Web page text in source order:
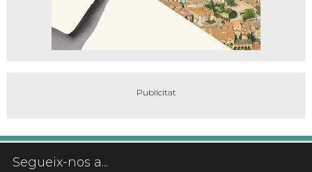
Segueix-nos a...